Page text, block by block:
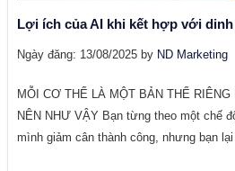
Lợi ích của AI khi kết hợp với
Ngày đăng: 13/08/2025 by ND Marketing
MỖI CƠ THỂ LÀ MỘT BẢN THỂ
NÊN NHƯ VẬY Bạn từng theo một chế
mình giảm cân thành công, nhưng bạn